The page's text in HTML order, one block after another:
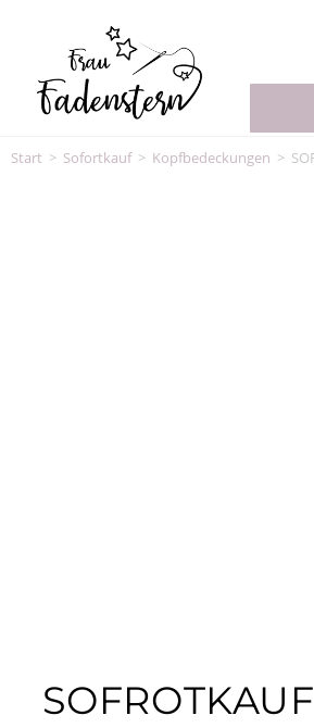
Start > Sofortkauf > Kopfbedeckungen >
SOFROTKAUF